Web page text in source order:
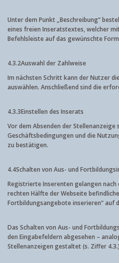
Unter dem Punkt „Beschreibung“
eines freien Inseratstextes, welcher
Befehlsleiste auf das gewünschte
4.3.2Auswahl der Zahlweise
Im nächsten Schritt kann der Nutzer
auswählen. Anschließend sind die
4.3.3Einstellen des Inserats
Vor dem Absenden der Stellenanzeige
Geschäftsbedingungen und die
zu bestätigen.
4.4Schalten von Aus- und
Registrierte Inserenten gelangen nach
rechten Hälfte der Webseite
Fortbildungsangebote inserieren“ auf
Das Schalten von Aus- und
den Eingabefeldern abgesehen –
Stellenanzeigen gestaltet (s. Ziffer